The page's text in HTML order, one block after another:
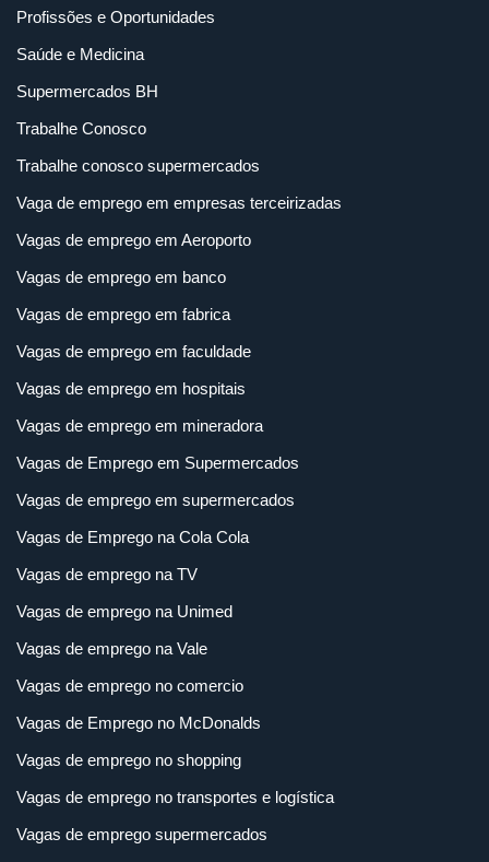
Profissões e Oportunidades
Saúde e Medicina
Supermercados BH
Trabalhe Conosco
Trabalhe conosco supermercados
Vaga de emprego em empresas terceirizadas
Vagas de emprego em Aeroporto
Vagas de emprego em banco
Vagas de emprego em fabrica
Vagas de emprego em faculdade
Vagas de emprego em hospitais
Vagas de emprego em mineradora
Vagas de Emprego em Supermercados
Vagas de emprego em supermercados
Vagas de Emprego na Cola Cola
Vagas de emprego na TV
Vagas de emprego na Unimed
Vagas de emprego na Vale
Vagas de emprego no comercio
Vagas de Emprego no McDonalds
Vagas de emprego no shopping
Vagas de emprego no transportes e logística
Vagas de emprego supermercados